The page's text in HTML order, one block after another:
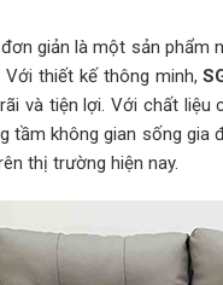
giản là một sản phẩm
Với thiết kế thông minh,
và tiện lợi. Với chất
tầm không gian sống gia
thị trường hiện nay.